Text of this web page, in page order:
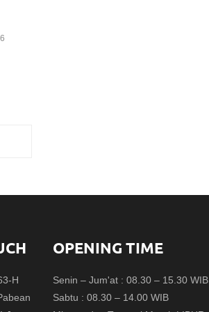
H
OPENING TIME
Senin – Jum'at : 08.30 – 15.30 WIB
Sabtu : 08.30 – 14.00 WIB